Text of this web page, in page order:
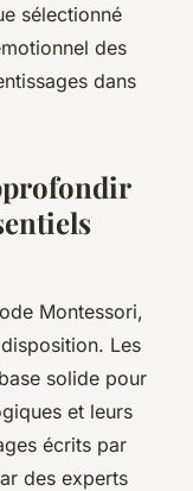
sélectionné
des
dans
Montessori,
Les
solide pour
et leurs
écrits par
des experts